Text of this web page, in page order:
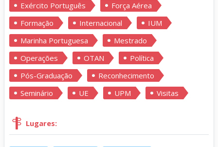
Exército Português
Força Aérea
Formação
Internacional
IUM
Marinha Portuguesa
Mestrado
Operações
OTAN
Política
Pós-Graduação
Reconhecimento
Seminário
UE UPM Visitas
Lugares: